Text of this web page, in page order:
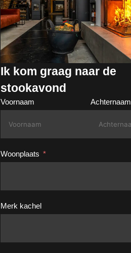
Ik kom graag naar de
stookavond
Voornaam Achternaam
Woonplaats
Merk kachel